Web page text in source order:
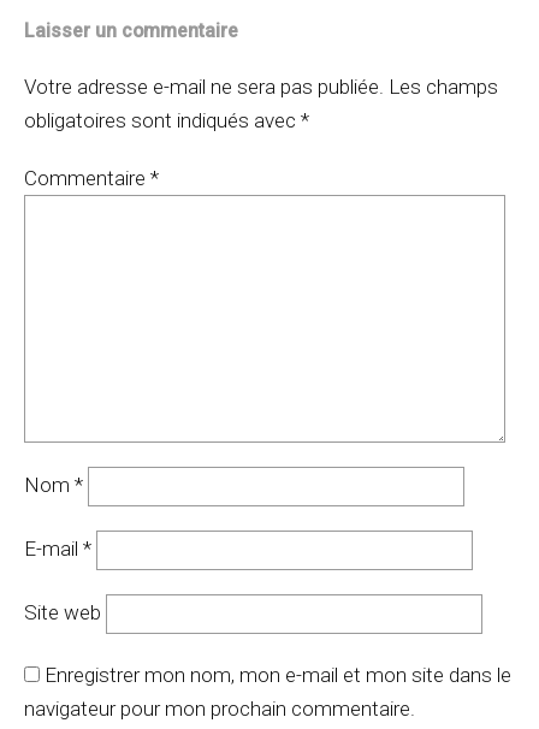
Laisser un commentaire
Votre adresse e-mail ne sera pas publiée. Les champs
obligatoires sont indiqués avec *
Commentaire *
Nom *
E-mail *
Site web
Enregistrer mon nom, mon e-mail et mon site dans le
navigateur pour mon prochain commentaire.